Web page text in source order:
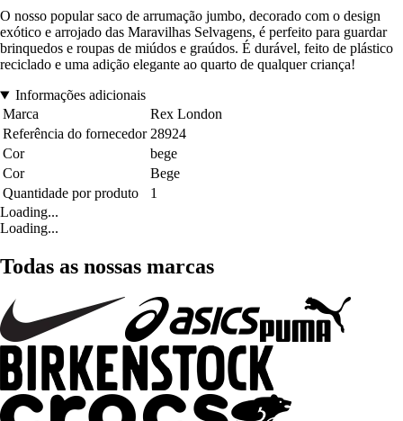
O nosso popular saco de arrumação jumbo, decorado com o design
exótico e arrojado das Maravilhas Selvagens, é perfeito para guardar
brinquedos e roupas de miúdos e graúdos. É durável, feito de plástico
reciclado e uma adição elegante ao quarto de qualquer criança!
Informações adicionais
Marca
Rex London
Referência do fornecedor 28924
Cor
bege
Cor
Bege
Quantidade por produto
1
Loading...
Loading...
Todas as nossas marcas